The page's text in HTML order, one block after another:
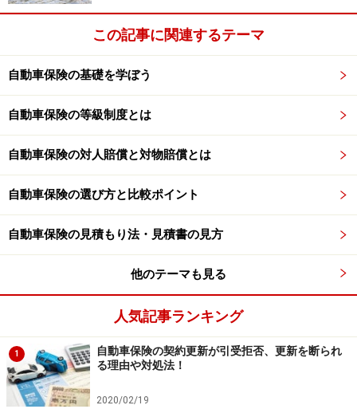
この記事に関連するテーマ
自動車保険の基礎を学ぼう
自動車保険の等級制度とは
自動車保険の対人賠償と対物賠償とは
自動車保険の選び方と比較ポイント
自動車保険の見積もり法・見積書の見方
他のテーマも見る
人気記事ランキング
1
自動車保険の契約更新が引受拒否、更新を断られ
る理由や対処法！
2020/02/19